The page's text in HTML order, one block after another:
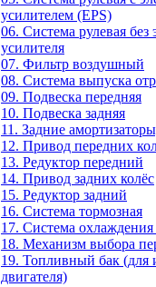
усилителем (EPS)
06. Система рулевая без
усилителя
07. Фильтр воздушный
08. Система выпуска
09. Подвеска передняя
10. Подвеска задняя
11. Задние
12. Привод передних
13. Редуктор передний
14. Привод задних колёс
15. Редуктор задний
16. Система тормозная
17. Система охлаждения
18. Механизм выбора
19. Топливный бак (для
двигателя)